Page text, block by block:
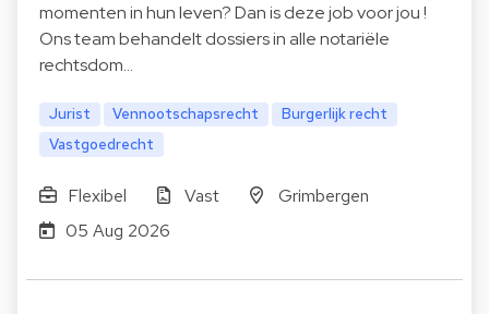
momenten in hun leven? Dan is deze job voor jou !
Ons team behandelt dossiers in alle notariële
rechtsdom…
Jurist Vennootschapsrecht
Burgerlijk recht
Vastgoedrecht
Flexibel Vast
Grimbergen
05 Aug 2026